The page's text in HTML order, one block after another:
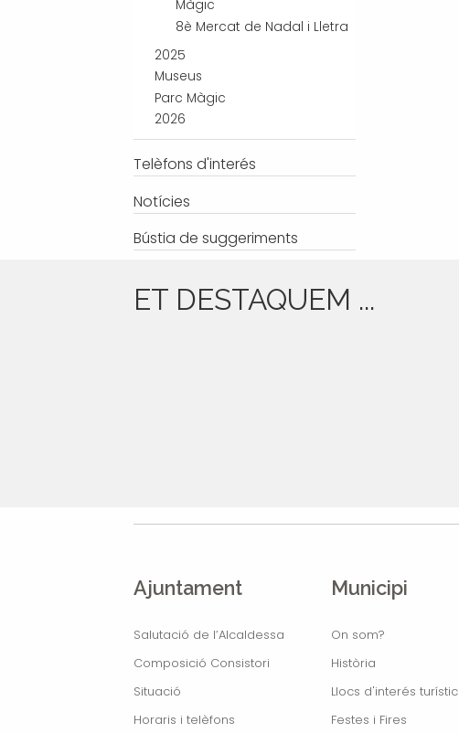
Màgic
8è Mercat de Nadal i Lletra
2025
Museus
Parc Màgic
2026
Telèfons d'interés
Notícies
Bústia de suggeriments
ET DESTAQUEM ...
Ajuntament
Salutació de l’Alcaldessa
Composició Consistori
Situació
Horaris i telèfons
Municipi
On som?
Història
Llocs d'interés turístic
Festes i Fires